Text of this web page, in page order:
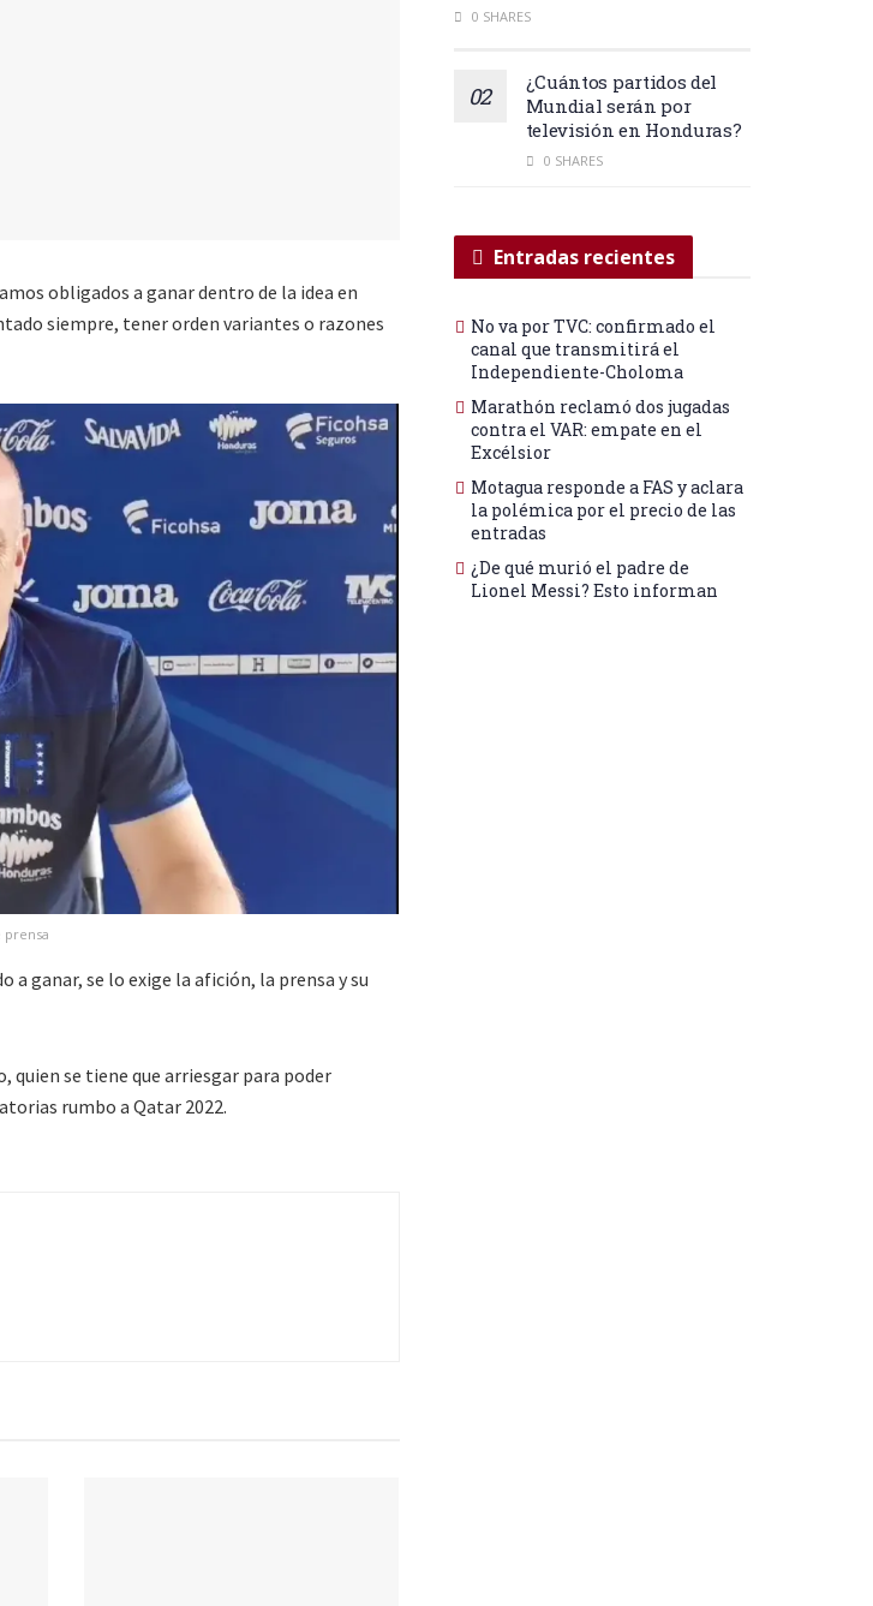
obligados a ganar dentro de la idea en
siempre, tener orden variantes o razones
prensa
ganar, se lo exige la afición, la prensa y su
quien se tiene que arriesgar para poder
rumbo a Qatar 2022.
0 SHARES
¿Cuántos partidos del
Mundial serán por
televisión en Honduras?
0 SHARES
Entradas recientes
No va por TVC: confirmado el
canal que transmitirá el
Independiente-Choloma
Marathón reclamó dos jugadas
contra el VAR: empate en el
Excélsior
Motagua responde a FAS y aclara
la polémica por el precio de las
entradas
¿De qué murió el padre de
Lionel Messi? Esto informan